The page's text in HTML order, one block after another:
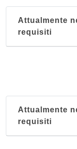
Attualmente
requisiti
Attualmente
requisiti